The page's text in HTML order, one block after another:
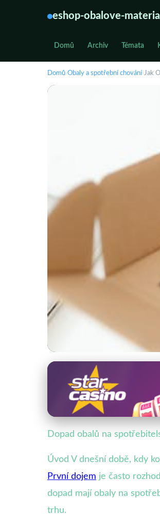
eshop-obalove-
Domů Archiv Témata
Domů›Obaly a spotřební chování›Jak
Obaly a spotřební chování
Jak Obaly
Dopad obalů na
Úvod V dnešní době, kdy
První dojem je často
dopad mají obaly na
trhu.